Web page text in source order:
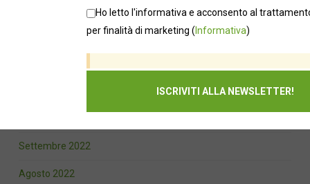
Settembre 2022
Agosto 2022
Ho letto l'informativa e acconsento al
per finalità di marketing ( Informativa)